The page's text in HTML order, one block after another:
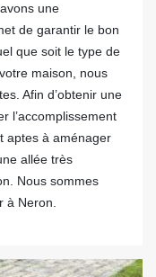
une
de garantir le bon
que soit le type de
maison, nous
Afin d’obtenir une
l’accomplissement
aptes à aménager
allée très
Nous sommes
à Neron.